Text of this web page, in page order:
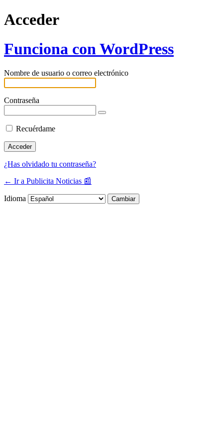
Acceder
Funciona con WordPress
Nombre de usuario o correo electrónico
Contraseña
Recuérdame
¿Has olvidado tu contraseña?
← Ir a Publicita Noticias 📰
Idioma